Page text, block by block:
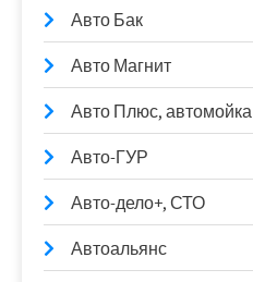
Авто Бак
Авто Магнит
Авто Плюс, автомойка
Авто-ГУР
Авто-дело+, СТО
Автоальянс